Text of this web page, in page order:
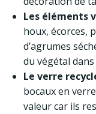
Les éléments
houx, écorces,
d’agrumes
du végétal dans
Le verre
bocaux en
valeur car ils